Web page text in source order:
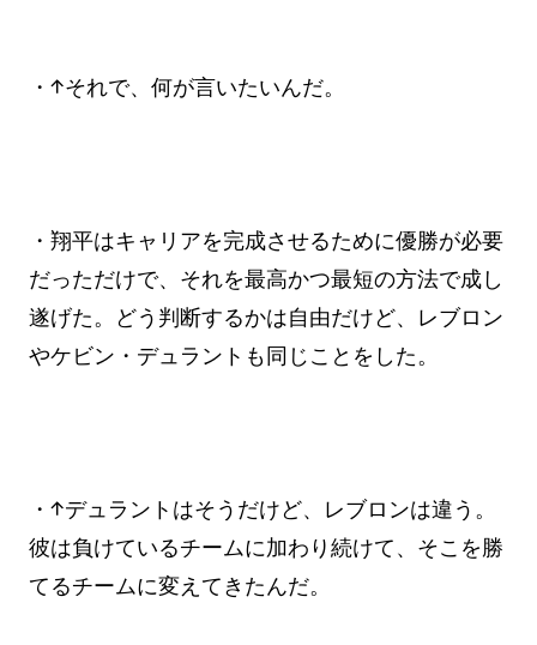
・↑それで、何が言いたいんだ。
・翔平はキャリアを完成させるために優勝が必要
だっただけで、それを最高かつ最短の方法で成し
遂げた。どう判断するかは自由だけど、レブロン
やケビン・デュラントも同じことをした。
・↑デュラントはそうだけど、レブロンは違う。
彼は負けているチームに加わり続けて、そこを勝
てるチームに変えてきたんだ。